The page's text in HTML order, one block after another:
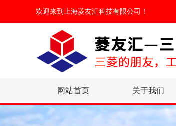
欢迎来到 上海菱友汇科技有限公司 ！
网站首页 关于我们